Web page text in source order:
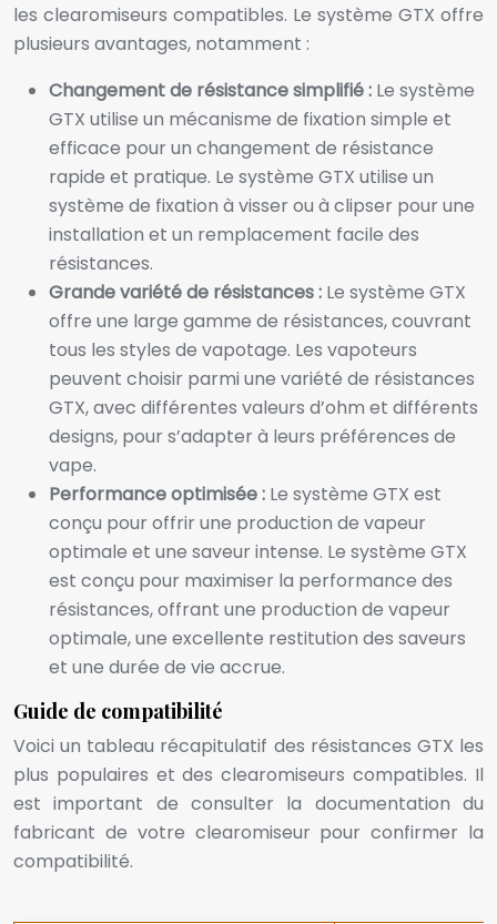
les clearomiseurs compatibles. Le système GTX offre
plusieurs avantages, notamment :
Changement de résistance simplifié : Le système
GTX utilise un mécanisme de fixation simple et
efficace pour un changement de résistance
rapide et pratique. Le système GTX utilise un
système de fixation à visser ou à clipser pour une
installation et un remplacement facile des
résistances.
Grande variété de résistances : Le système GTX
offre une large gamme de résistances, couvrant
tous les styles de vapotage. Les vapoteurs
peuvent choisir parmi une variété de résistances
GTX, avec différentes valeurs d’ohm et différents
designs, pour s’adapter à leurs préférences de
vape.
Performance optimisée : Le système GTX est
conçu pour offrir une production de vapeur
optimale et une saveur intense. Le système GTX
est conçu pour maximiser la performance des
résistances, offrant une production de vapeur
optimale, une excellente restitution des saveurs
et une durée de vie accrue.
Guide de compatibilité
Voici un tableau récapitulatif des résistances GTX les
plus populaires et des clearomiseurs compatibles. Il
est important de consulter la documentation du
fabricant de votre clearomiseur pour confirmer la
compatibilité.